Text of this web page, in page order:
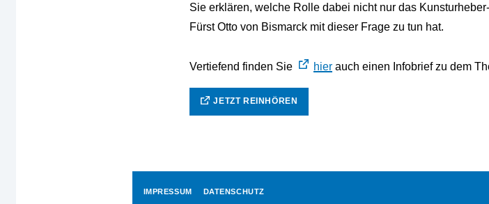
Sie erklären, welche Rolle dabei nicht nur das
Fürst Otto von Bismarck mit dieser Frage zu tun hat.
Vertiefend finden Sie hierauch einen Infobrief zu dem
JETZT REINHÖREN
IMPRESSUM DATENSCHUTZ